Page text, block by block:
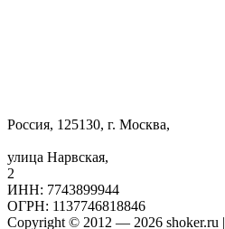
Россия, 125130, г. Москва,
улица Нарвская,
2
ИНН: 7743899944
ОГРН: 1137746818846
Copyright © 2012 — 2026 shoker.ru |